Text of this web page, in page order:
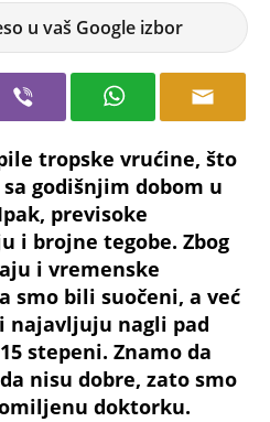
u vaš Google izbor
tropske vrućine, što
godišnjim dobom u
previsoke
i brojne tegobe. Zbog
i vremenske
smo bili suočeni, a već
najavljuju nagli pad
stepeni. Znamo da
nisu dobre, zato smo
doktorku.